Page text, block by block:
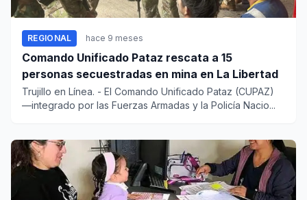
REGIONAL hace 9 meses
Comando Unificado Pataz rescata a 15
personas secuestradas en mina en La Libertad
Trujillo en Línea. - El Comando Unificado Pataz (CUPAZ)
—integrado por las Fuerzas Armadas y la Policía Nacio...